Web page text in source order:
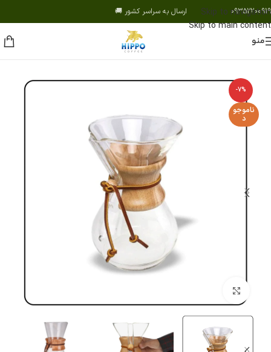
Skip to navigation
Skip to main content
09352200919 ارسال به سراسر کشور 🚚
منو
-7%
ناموجو
د